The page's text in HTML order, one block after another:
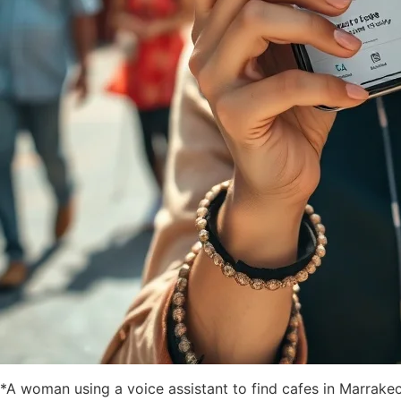
*A woman using a voice assistant to find cafes in